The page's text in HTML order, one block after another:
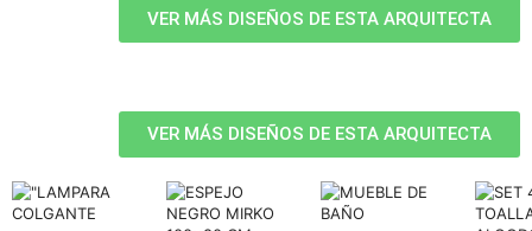
VER MÁS DISEÑOS DE ESTA ARQUITECTA
VER MÁS DISEÑOS DE ESTA ARQUITECTA